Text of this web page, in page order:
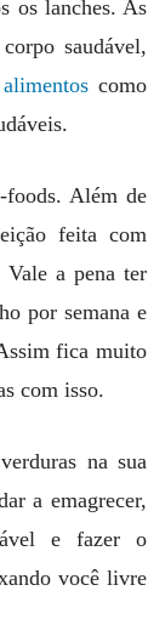
os lanches. As
saudável,
alimentos como
foods. Além de
feita com
Vale a pena ter
por semana e
fica muito
com isso.
na sua
a emagrecer,
e fazer o
você livre